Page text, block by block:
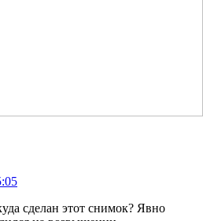
сделан этот снимок? Явно